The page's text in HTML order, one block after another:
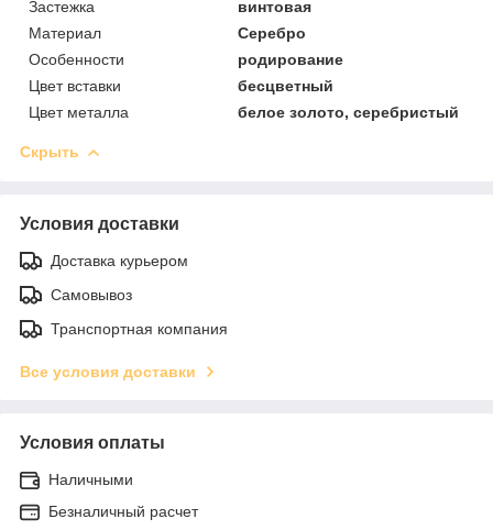
Застежка
винтовая
Материал
Серебро
Особенности
родирование
Цвет вставки
бесцветный
Цвет металла
белое золото, серебристый
Скрыть
Условия доставки
Доставка курьером
Самовывоз
Транспортная компания
Все условия доставки
Условия оплаты
Наличными
Безналичный расчет